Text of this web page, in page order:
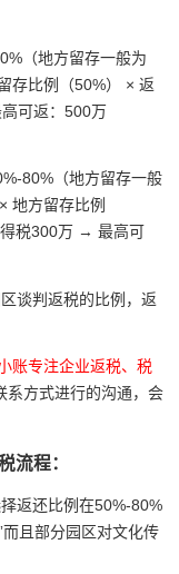
（地方留存一般为
存比例（50%） × 返
可返：500万
80%（地方留存一般
地方留存比例
税300万 → 最高可
谈判返税的比例，返
账专注企业返税、税
系方式进行的沟通，会
流程：
返还比例在50%-80%
且部分园区对文化传